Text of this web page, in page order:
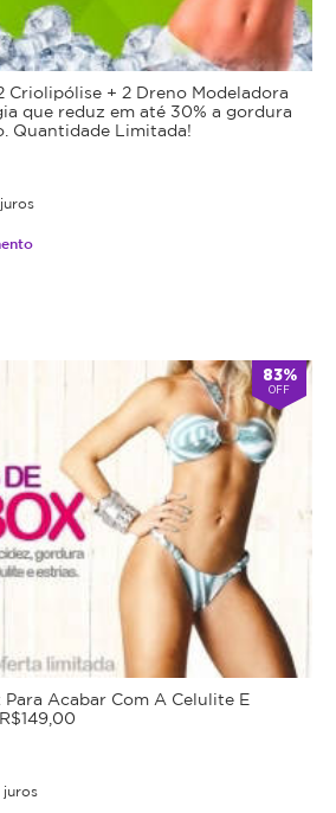
Criolipólise + 2 Dreno Modeladora
que reduz em até 30% a gordura
Quantidade Limitada!
83%
OFF
Para Acabar Com A Celulite E
juros